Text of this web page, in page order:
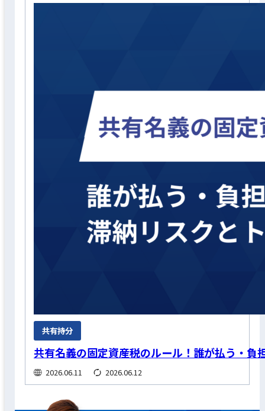
共有持分
共有名義の固定資産税のルール！誰が払う・
2026.06.11 2026.06.12